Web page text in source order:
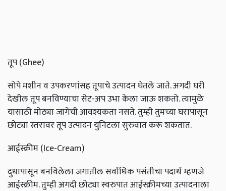
तूप (Ghee)
सोपे मशीन व उपकरणांसह तूपाचे उत्पादन घेतले जाते. अगदी घरी
देखील तूप बनविण्याचा सेट-अप उभा केला जाऊ शकतो. त्यामुळे
यासाठी मोठ्या जागेची आवश्यकता नसते. तुम्ही तुमच्या घरापासून
छोट्या स्तरावर तूप उत्पादन युनिटला सुरुवात करू शकतात.
आईस्क्रीम (Ice-Cream)
दुधापासून बनविलेला जगातील सर्वाधिक पसंतीचा पदार्थ म्हणजे
आईस्क्रीम. तुम्ही अगदी छोट्या स्वरुपात आईस्क्रीमच्या उत्पादनाला